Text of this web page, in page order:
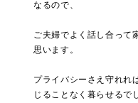
なるので、
ご夫婦でよく話し合って
思います。
プライバシーさえ守れれ
じることなく暮らせるで